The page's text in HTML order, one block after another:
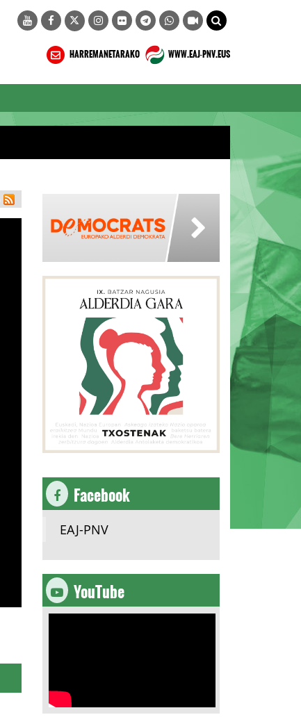
HARREMANETARAKO WWW.EAJ-PNV.EUS
Facebook
EAJ-PNV
YouTube